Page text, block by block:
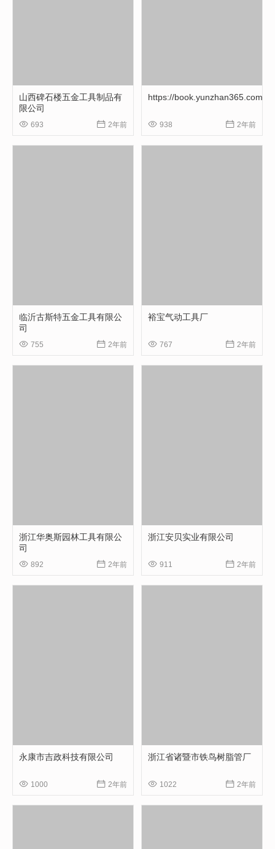
山西碑石楼五金工具制品有
限公司
 693  2年前
https://book.yunzhan365.com/
 938  2年前
临沂古斯特五金工具有限公
司
 755  2年前
裕宝气动工具厂
 767  2年前
浙江华奥斯园林工具有限公
司
 892  2年前
浙江安贝实业有限公司
 911  2年前
永康市吉政科技有限公司
 1000  2年前
浙江省诸暨市铁鸟树脂管厂
 1022  2年前